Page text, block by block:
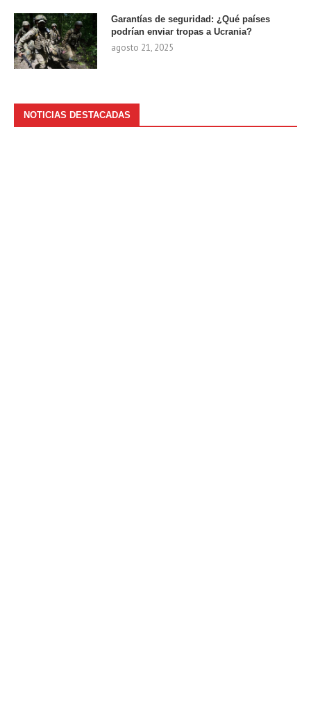
Garantías de seguridad: ¿Qué países
podrían enviar tropas a Ucrania?
agosto 21, 2025
NOTICIAS DESTACADAS